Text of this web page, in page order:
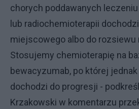
chorych poddawanych
lub radiochemioterapii
miejscowego albo do rozsiewu
Stosujemy chemioterapię na
bewacyzumab, po której
dochodzi do progresji -
Krzakowski w komentarzu